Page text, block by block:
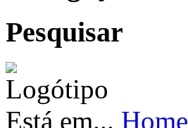
Pesquisar
Está em... Home